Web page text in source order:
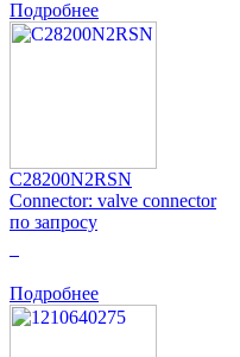
Подробнее
C28200N2RSN
Connector: valve connector
по запросу
Подробнее